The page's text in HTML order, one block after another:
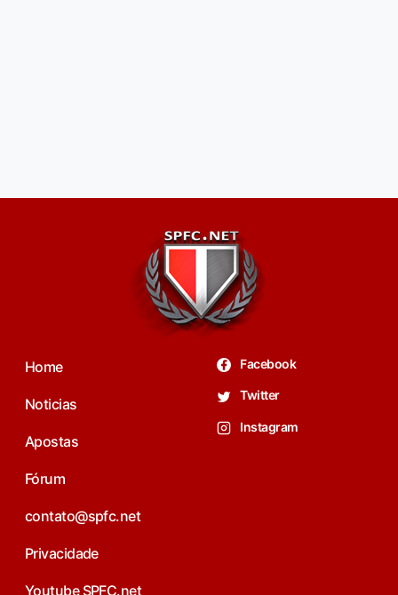
Home
Noticias
Apostas
Fórum
contato@spfc.net
Privacidade
Youtube SPFC.net
Facebook
Twitter
Instagram